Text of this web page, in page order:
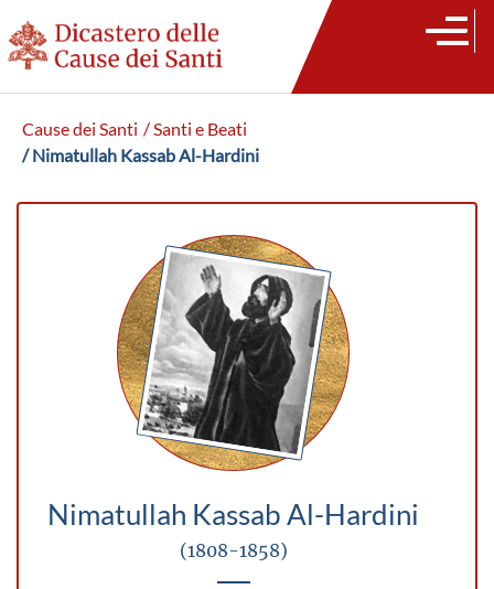
Cause dei Santi / Santi e Beati
/ Nimatullah Kassab Al-Hardini
Nimatullah Kassab Al-Hardini
(1808-1858)